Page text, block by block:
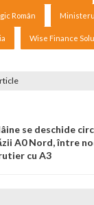
Român
Wise Finance
se deschide
A0 Nord, între
cu A3